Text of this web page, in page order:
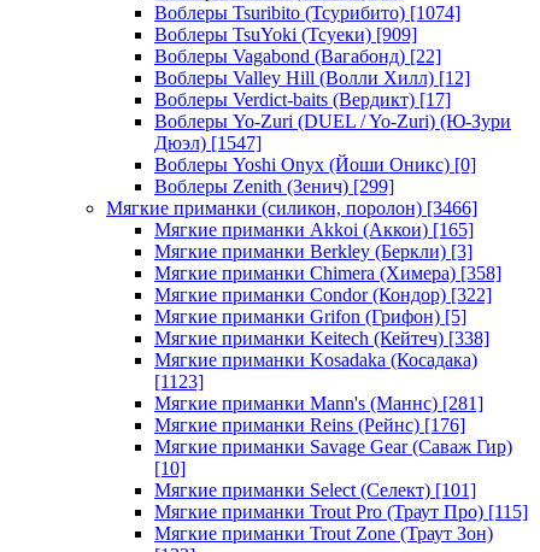
Воблеры Tsuribito (Тсурибито) [1074]
Воблеры TsuYoki (Тсуеки) [909]
Воблеры Vagabond (Вагабонд) [22]
Воблеры Valley Hill (Волли Хилл) [12]
Воблеры Verdict-baits (Вердикт) [17]
Воблеры Yo-Zuri (DUEL / Yo-Zuri) (Ю-Зури
Дюэл) [1547]
Воблеры Yoshi Onyx (Йоши Оникс) [0]
Воблеры Zenith (Зенич) [299]
Мягкие приманки (силикон, поролон) [3466]
Мягкие приманки Akkoi (Аккои) [165]
Мягкие приманки Berkley (Беркли) [3]
Мягкие приманки Chimera (Химера) [358]
Мягкие приманки Condor (Кондор) [322]
Мягкие приманки Grifon (Грифон) [5]
Мягкие приманки Keitech (Кейтеч) [338]
Мягкие приманки Kosadaka (Косадака)
[1123]
Мягкие приманки Mann's (Маннс) [281]
Мягкие приманки Reins (Рейнс) [176]
Мягкие приманки Savage Gear (Саваж Гир)
[10]
Мягкие приманки Select (Селект) [101]
Мягкие приманки Trout Pro (Траут Про) [115]
Мягкие приманки Trout Zone (Траут Зон)